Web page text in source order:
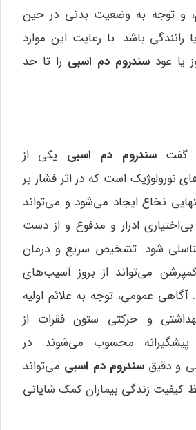
و توجه به وضعیت بدنی در حین
باشد. با رعایت این موارد
یا عود سندروم دم اسبی را تا حد
گفتسندروم دم اسبی یکی از
نورولوژیک است که در اثر فشار بر
نخاع ایجاد می‌شود و می‌تواند
ادرار و مدفوع و از دست
شود. تشخیص سریع و درمان
می‌تواند از بروز آسیب‌های
آگاهی عمومی، توجه به علائم اولیه
و حرکتی ستون فقرات از
پیشگیرانه محسوب می‌شوند. در
و دقیقسندروم دم اسبی می‌تواند
زندگی بیماران کمک شایانی